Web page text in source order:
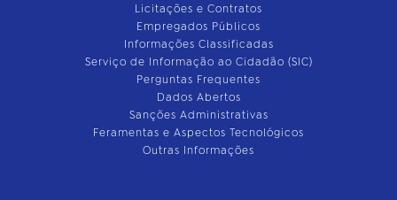
Licitações e Contratos
Empregados Públicos
Informações Classificadas
Serviço de Informação ao Cidadão (SIC)
Perguntas Frequentes
Dados Abertos
Sanções Administrativas
Feramentas e Aspectos Tecnológicos
Outras Informações